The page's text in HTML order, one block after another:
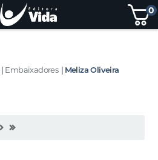
0
| Embaixadores | Meliza Oliveira